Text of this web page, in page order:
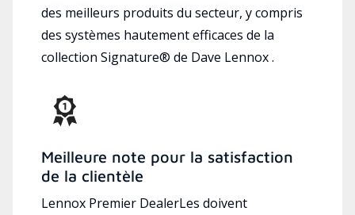
des meilleurs produits du secteur, y compris
des systèmes hautement efficaces de la
collection Signature® de Dave Lennox .
Meilleure note pour la satisfaction
de la clientèle
Lennox Premier DealerLes doivent